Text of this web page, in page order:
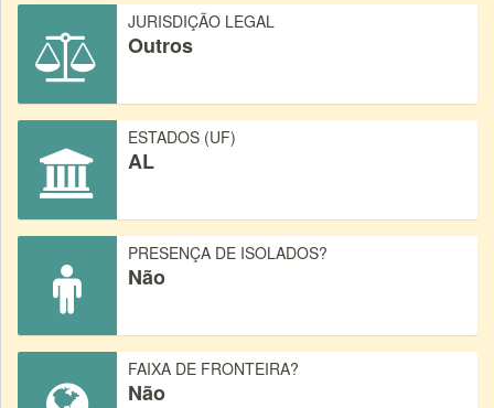
JURISDIÇÃO LEGAL
Outros
ESTADOS (UF)
AL
PRESENÇA DE ISOLADOS?
Não
FAIXA DE FRONTEIRA?
Não